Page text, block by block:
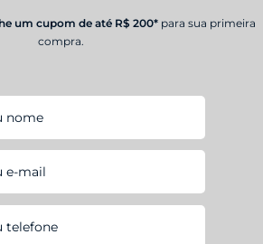
um cupom de até R$ 200* para sua primeira
compra.